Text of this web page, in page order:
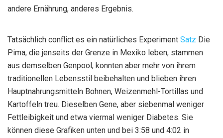
andere Ernährung, anderes Ergebnis.
Tatsächlich conflict es ein natürliches Experiment Satz Die
Pima, die jenseits der Grenze in Mexiko leben, stammen
aus demselben Genpool, konnten aber mehr von ihrem
traditionellen Lebensstil beibehalten und blieben ihren
Hauptnahrungsmitteln Bohnen, Weizenmehl-Tortillas und
Kartoffeln treu. Dieselben Gene, aber siebenmal weniger
Fettleibigkeit und etwa viermal weniger Diabetes. Sie
können diese Grafiken unten und bei 3:58 und 4:02 in